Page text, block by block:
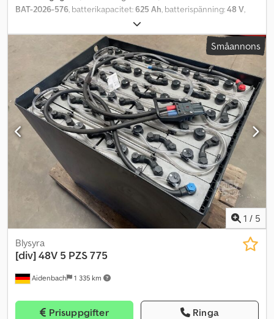
BAT-2026-576, batterikapacitet:625 Ah, batterispänning:48 V,
motortyp: ej definierad, tillverkare: diverse Dcodpfxjy I Hi Ue Afnsk
Småannons
1 / 5
Aidenbach 1 335 km
Blysyra
[div]48V 5 PZS 775
Prisuppgifter Ringa